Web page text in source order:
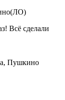
Всё сделали
Пушкино